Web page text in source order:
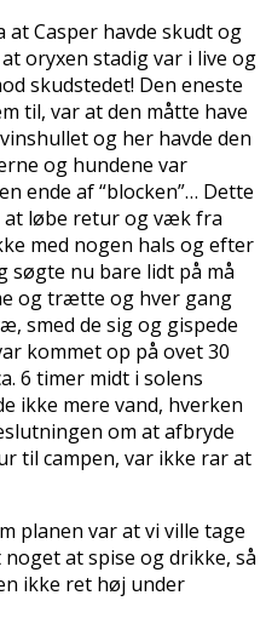
at Casper havde skudt og
oryxen stadig var i live og
skudstedet! Den eneste
til, var at den måtte have
og her havde den
og hundene var
ende af “blocken”… Dette
løbe retur og væk fra
med nogen hals og efter
søgte nu bare lidt på må
og trætte og hver gang
smed de sig og gispede
kommet op på ovet 30
6 timer midt i solens
ikke mere vand, hverken
om at afbryde
til campen, var ikke rar at
planen var at vi ville tage
at spise og drikke, så
ikke ret høj under